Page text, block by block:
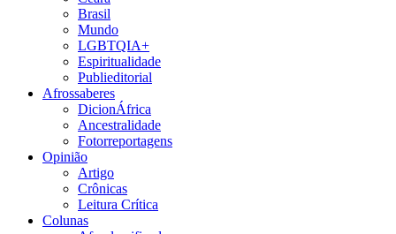
Brasil
Mundo
LGBTQIA+
Espiritualidade
Publieditorial
Afrossaberes
DicionÁfrica
Ancestralidade
Fotorreportagens
Opinião
Artigo
Crônicas
Leitura Crítica
Colunas